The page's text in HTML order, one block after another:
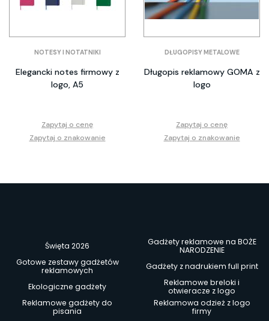
NOTESY I NOTATNIKI
Elegancki notes firmowy z
logo, A5
Zapytaj o cenę
Zapytaj o znakowanie
DŁUGOPISY METALOWE
Długopis reklamowy GOMA z
logo
Zapytaj o cenę
Zapytaj o znakowanie
Święta 2026
Gadżety reklamowe na BOŻE
NARODZENIE
Gotowe zestawy gadżetów
reklamowych
Gadżety z nadrukiem full print
Ekologiczne gadżety
Reklamowe breloki i
otwieracze z logo
Reklamowe gadżety do
pisania
Reklamowa odzież z logo
firmy